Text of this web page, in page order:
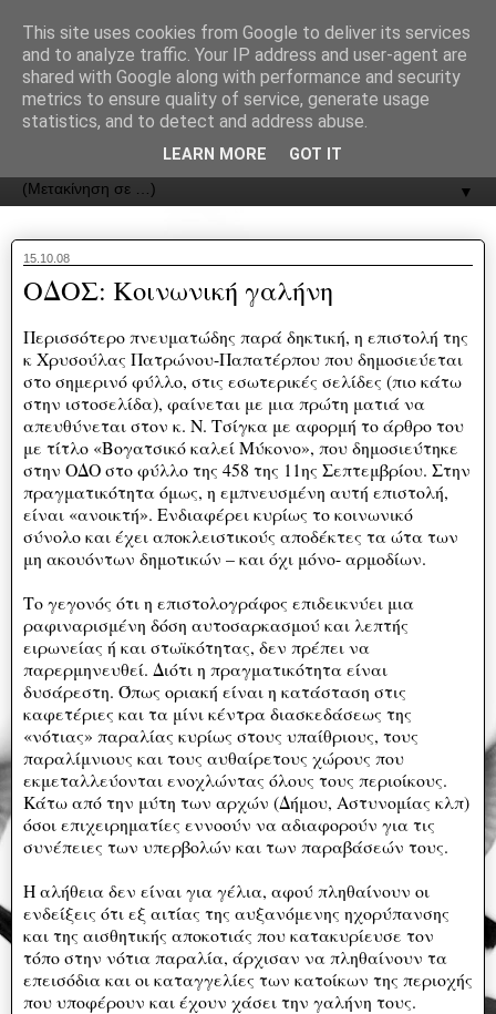
ΟΔΟΣ
▼
15.10.08
ΟΔΟΣ: Κοινωνική γαλήνη
Περισσότερο πνευματώδης παρά δηκτική, η επιστολή της
κ Χρυσούλας Πατρώνου-Παπατέρπου που δημοσιεύεται
στο σημερινό φύλλο, στις εσωτερικές σελίδες (πιο κάτω
στην ιστοσελίδα), φαίνεται με μια πρώτη ματιά να
απευθύνεται στον κ. Ν. Τσίγκα με αφορμή το άρθρο του
με τίτλο «Βογατσικό καλεί Μύκονο», που δημοσιεύτηκε
στην ΟΔΟ στο φύλλο της 458 της 11ης Σεπτεμβρίου. Στην
πραγματικότητα όμως, η εμπνευσμένη αυτή επιστολή,
είναι «ανοικτή». Ενδιαφέρει κυρίως το κοινωνικό
σύνολο και έχει αποκλειστικούς αποδέκτες τα ώτα των
μη ακουόντων δημοτικών – και όχι μόνο- αρμοδίων.
Το γεγονός ότι η επιστολογράφος επιδεικνύει μια
ραφιναρισμένη δόση αυτοσαρκασμού και λεπτής
ειρωνείας ή και στωϊκότητας, δεν πρέπει να
παρερμηνευθεί. Διότι η πραγματικότητα είναι
δυσάρεστη. Όπως οριακή είναι η κατάσταση στις
καφετέριες και τα μίνι κέντρα διασκεδάσεως της
«νότιας» παραλίας κυρίως στους υπαίθριους, τους
παραλίμνιους και τους αυθαίρετους χώρους που
εκμεταλλεύονται ενοχλώντας όλους τους περιοίκους.
Κάτω από την μύτη των αρχών (Δήμου, Αστυνομίας κλπ)
όσοι επιχειρηματίες εννοούν να αδιαφορούν για τις
συνέπειες των υπερβολών και των παραβάσεών τους.
Η αλήθεια δεν είναι για γέλια, αφού πληθαίνουν οι
ενδείξεις ότι εξ αιτίας της αυξανόμενης ηχορύπανσης
και της αισθητικής αποκοτιάς που κατακυρίευσε τον
τόπο στην νότια παραλία, άρχισαν να πληθαίνουν τα
επεισόδια και οι καταγγελίες των κατοίκων της περιοχής
που υποφέρουν και έχουν χάσει την γαλήνη τους.
This site uses cookies from Google to deliver its services
and to analyze traffic. Your IP address and user-agent are
shared with Google along with performance and security
metrics to ensure quality of service, generate usage
statistics, and to detect and address abuse.
LEARN MORE GOT IT